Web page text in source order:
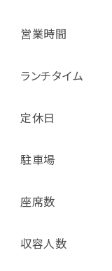
営業時間
ランチタイム
定休日
駐車場
座席数
収容人数